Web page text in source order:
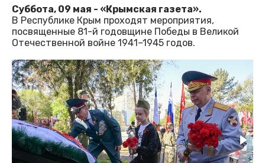
Суббота, 09 мая - «Крымская газета».
В Республике Крым проходят мероприятия,
посвященные 81-й годовщине Победы в Великой
Отечественной войне 1941–1945 годов.